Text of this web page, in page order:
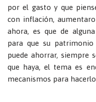
por el gasto y que
con inflación,
ahora, es que de
para que su patrimonio
puede ahorrar, siempre
que haya, el tema es
mecanismos para